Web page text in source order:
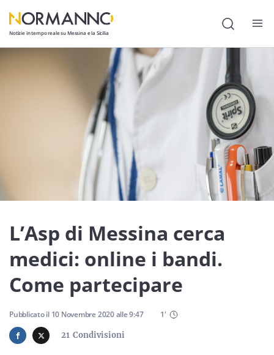
Notizie in tempo reale su Messina e la Sicilia
Attualità
Cronaca
Società
Economia
Sport
Sicilia
Servizi
L’Asp di Messina cerca
medici: online i bandi.
Come partecipare
21 Condivisioni
Pubblicato il 10 Novembre 2020alle9:47 1'